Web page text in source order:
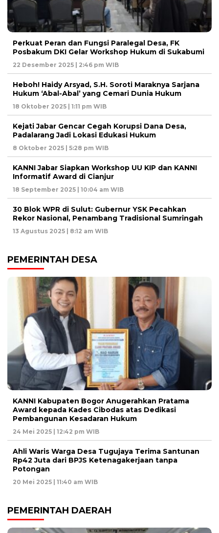
Perkuat Peran dan Fungsi Paralegal Desa, FK
Posbakum DKI Gelar Workshop Hukum di Sukabumi
22 Desember 2025 | 2:46 pm WIB
Heboh! Haidy Arsyad, S.H. Soroti Maraknya Sarjana
Hukum ‘Abal-Abal’ yang Cemari Dunia Hukum
18 Oktober 2025 | 1:11 pm WIB
Kejati Jabar Gencar Cegah Korupsi Dana Desa,
Padalarang Jadi Lokasi Edukasi Hukum
8 Oktober 2025 | 5:28 pm WIB
KANNI Jabar Siapkan Workshop UU KIP dan KANNI
Informatif Award di Cianjur
18 September 2025 | 10:04 am WIB
30 Blok WPR di Sulut: Gubernur YSK Pecahkan
Rekor Nasional, Penambang Tradisional Sumringah
13 Agustus 2025 | 8:12 am WIB
PEMERINTAH DESA
KANNI Kabupaten Bogor Anugerahkan Pratama
Award kepada Kades Cibodas atas Dedikasi
Pembangunan Kesadaran Hukum
24 Mei 2025 | 12:42 pm WIB
Ahli Waris Warga Desa Tugujaya Terima Santunan
Rp42 Juta dari BPJS Ketenagakerjaan tanpa
Potongan
20 Mei 2025 | 11:40 am WIB
PEMERINTAH DAERAH